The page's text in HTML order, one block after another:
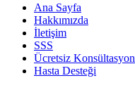
Ana Sayfa
Hakkımızda
İletişim
SSS
Ücretsiz Konsültasyon
Hasta Desteği